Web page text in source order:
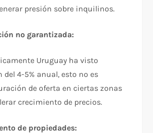
presión sobre inquilinos.​
no garantizada:
Uruguay ha visto
del 4-5% anual, esto no es
de oferta en ciertas zonas
crecimiento de precios.​
de propiedades: